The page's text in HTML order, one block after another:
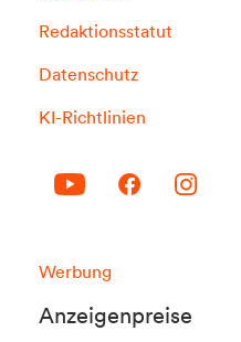
Redaktionsstatut
Datenschutz
KI-Richtlinien
Werbung
Anzeigenpreise